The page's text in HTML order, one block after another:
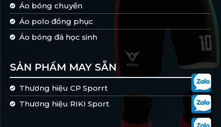
Áo bóng chuyền
Áo polo đồng phục
Áo bóng đá học sinh
SẢN PHẨM MAY SẴN
Thương hiệu CP Sporrt
Thương hiệu RIKI Sport